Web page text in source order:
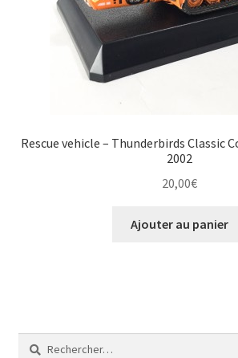
Rescue vehicle – Thunderbirds Classic
2002
20,00€
Ajouter au panier
Rechercher :